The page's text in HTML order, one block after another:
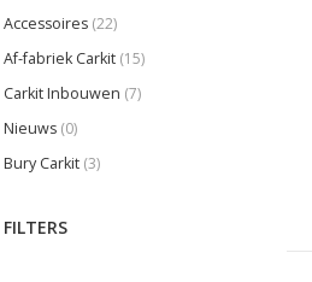
Accessoires (22)
Af-fabriek Carkit (15)
Carkit Inbouwen (7)
Nieuws (0)
Bury Carkit (3)
FILTERS